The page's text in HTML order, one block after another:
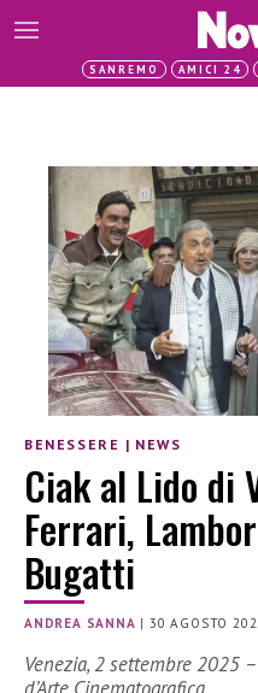
SANREMO AMICI 24
BENESSERE | NEWS
Ciak al Lido di
Ferrari,
Bugatti
ANDREA SANNA |30 AGOSTO
Venezia, 2 settembre 2025